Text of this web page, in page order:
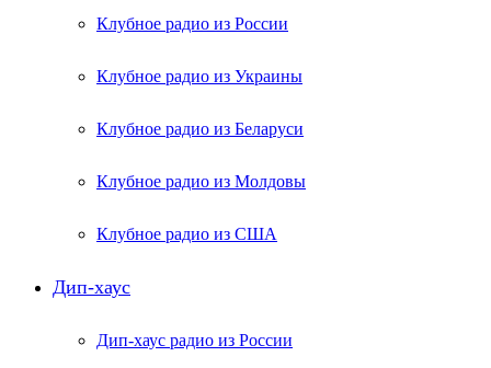
Клубное радио из России
Клубное радио из Украины
Клубное радио из Беларуси
Клубное радио из Молдовы
Клубное радио из США
Дип-хаус
Дип-хаус радио из России